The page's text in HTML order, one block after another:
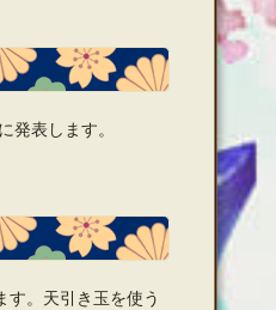
表します。
す。天引き玉を使う